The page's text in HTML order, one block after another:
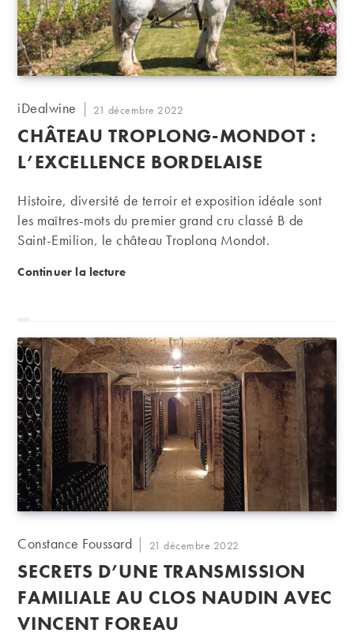
Auteur/autrice
la
publication :
iDealwine
Publication
publiée :
21 décembre 2022
CHÂTEAU TROPLONG-MONDOT :
L’EXCELLENCE BORDELAISE
Histoire, diversité de terroir et exposition idéale sont
les maîtres-mots du premier grand cru classé B de
Saint-Emilion, le château Troplong Mondot.
Continuer la lectureChâteau Troplong-Mondot : l’excellence bordelaise
Auteur/autrice
la
publication :
Constance Foussard
Publication
publiée :
21 décembre 2022
SECRETS D’UNE TRANSMISSION
FAMILIALE AU CLOS NAUDIN AVEC
VINCENT FOREAU